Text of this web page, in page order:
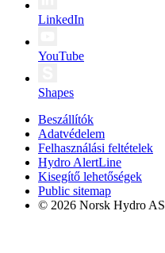
LinkedIn
YouTube
Shapes
Beszállítók
Adatvédelem
Felhasználási feltételek
Hydro AlertLine
Kisegítő lehetőségek
Public sitemap
© 2026 Norsk Hydro